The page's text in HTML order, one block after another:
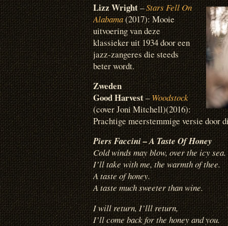
Lizz Wright–Stars Fell On
Alabama(2017): Mooie
uitvoering van deze
klassieker uit 1934 door een
jazz-zangeres die steeds
beter wordt.
Zweden
Good Harvest–Woodstock
(cover Joni Mitchell)(2016):
Prachtige meerstemmige versie door
Piers Faccini – A Taste Of Honey
Cold winds may blow, over the icy sea.
I’ll take with me, the warmth of thee.
A taste of honey.
A taste much sweeter than wine.
I will return, I’lll return,
I’ll come back for the honey and you.